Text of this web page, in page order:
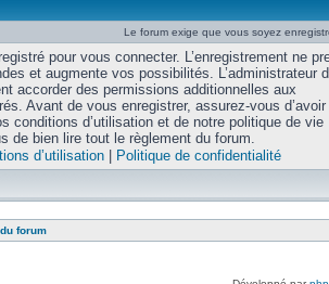
Le forum exige que vous soyez
pour vous connecter. L’enregistrement ne
et augmente vos possibilités. L’administrateur
accorder des permissions additionnelles aux
Avant de vous enregistrer, assurez-vous
conditions d’utilisation et de notre politique de vie
de bien lire tout le règlement du forum.
d’utilisation
Politique de confidentialité
forum